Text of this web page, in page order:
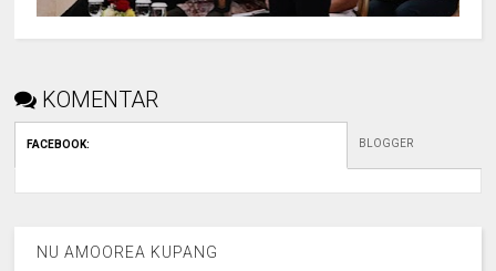
KOMENTAR
FACEBOOK: BLOGGER
NU AMOOREA KUPANG